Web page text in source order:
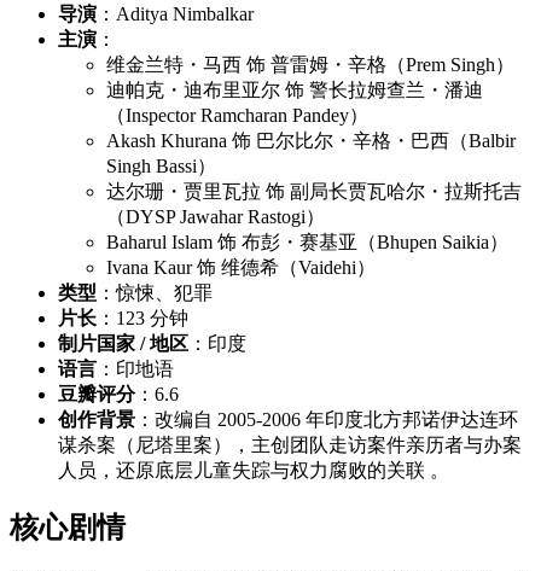
导演 ：Aditya Nimbalkar
主演 ：
维金兰特・马西 饰 普雷姆・辛格（Prem Singh）
迪帕克・迪布里亚尔 饰 警长拉姆查兰・潘迪
（Inspector Ramcharan Pandey）
Akash Khurana 饰 巴尔比尔・辛格・巴西（Balbir
Singh Bassi）
达尔珊・贾里瓦拉 饰 副局长贾瓦哈尔・拉斯托吉
（DYSP Jawahar Rastogi）
Baharul Islam 饰 布彭・赛基亚（Bhupen Saikia）
Ivana Kaur 饰 维德希（Vaidehi）
类型 ：惊悚、犯罪
片长 ：123 分钟
制片国家 / 地区 ：印度
语言 ：印地语
豆瓣评分：6.6
创作背景 ：改编自 2005-2006 年印度北方邦诺伊达连环
谋杀案（尼塔里案），主创团队走访案件亲历者与办案
人员，还原底层儿童失踪与权力腐败的关联 。
核心剧情